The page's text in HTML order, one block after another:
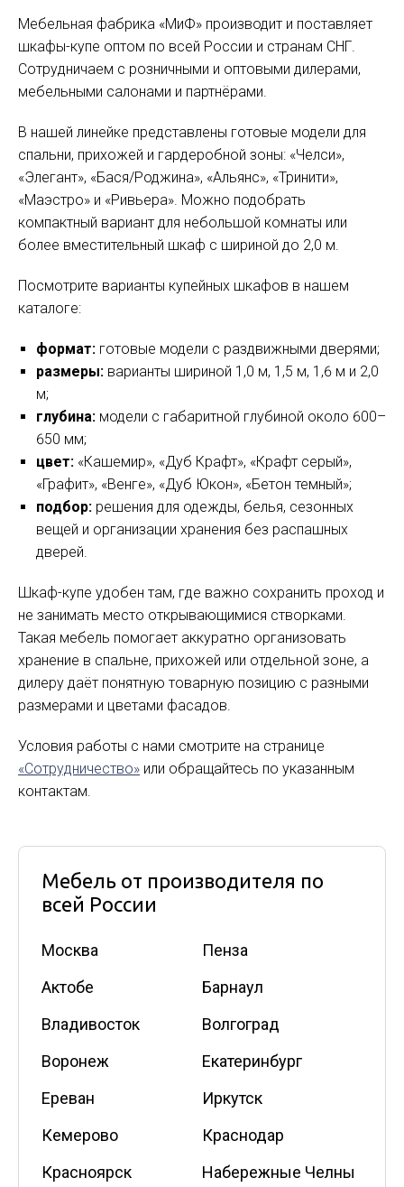
Мебельная фабрика «МиФ» производит и поставляет
шкафы-купе оптом по всей России и странам СНГ.
Сотрудничаем с розничными и оптовыми дилерами,
мебельными салонами и партнёрами.
В нашей линейке представлены готовые модели для
спальни, прихожей и гардеробной зоны: «Челси»,
«Элегант», «Бася/Роджина», «Альянс», «Тринити»,
«Маэстро» и «Ривьера». Можно подобрать
компактный вариант для небольшой комнаты или
более вместительный шкаф с шириной до 2,0 м.
Посмотрите варианты купейных шкафов в нашем
каталоге:
формат: готовые модели с раздвижными дверями;
размеры: варианты шириной 1,0 м, 1,5 м, 1,6 м и 2,0
м;
глубина: модели с габаритной глубиной около 600–
650 мм;
цвет: «Кашемир», «Дуб Крафт», «Крафт серый»,
«Графит», «Венге», «Дуб Юкон», «Бетон темный»;
подбор: решения для одежды, белья, сезонных
вещей и организации хранения без распашных
дверей.
Шкаф-купе удобен там, где важно сохранить проход и
не занимать место открывающимися створками.
Такая мебель помогает аккуратно организовать
хранение в спальне, прихожей или отдельной зоне, а
дилеру даёт понятную товарную позицию с разными
размерами и цветами фасадов.
Условия работы с нами смотрите на странице
«Сотрудничество» или обращайтесь по указанным
контактам.
Мебель от производителя по
всей России
Москва
Пенза
Актобе
Барнаул
Владивосток
Волгоград
Воронеж
Екатеринбург
Ереван
Иркутск
Кемерово
Краснодар
Красноярск
Набережные Челны